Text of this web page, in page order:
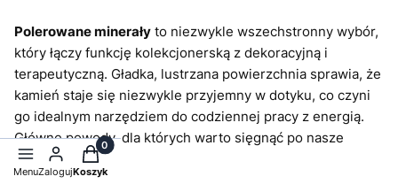
Polerowane minerały to niezwykle wszechstronny wybór,
który łączy funkcję kolekcjonerską z dekoracyjną i
terapeutyczną. Gładka, lustrzana powierzchnia sprawia, że
kamień staje się niezwykle przyjemny w dotyku, co czyni
go idealnym narzędziem do codziennej pracy z energią.
Główne powody, dla których warto sięgnąć po nasze
wyroby to:
MenuZaloguj
Produkty w koszyku: 0. Zobacz szczegóły
Koszyk